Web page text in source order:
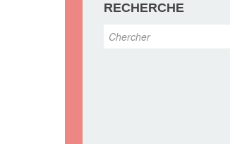
RECHERCHE